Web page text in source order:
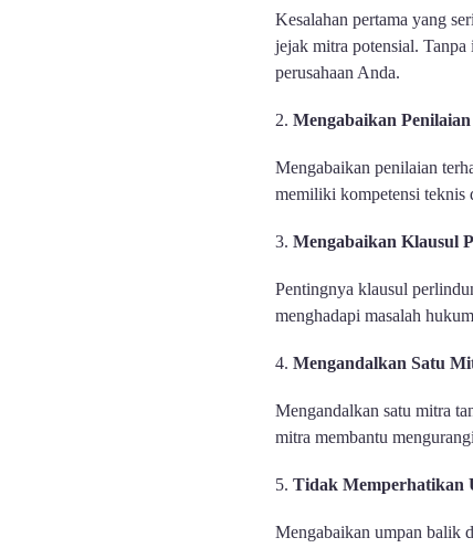
Kesalahan pertama yang
jejak mitra potensial.
perusahaan Anda.
Mengabaikan
Mengabaikan penilaian
memiliki kompetensi teknis
Mengabaikan Klausul
Pentingnya klausul
menghadapi masalah
Mengandalkan Satu
Mengandalkan satu mitra
mitra membantu
Tidak Memperhatikan
Mengabaikan umpan balik